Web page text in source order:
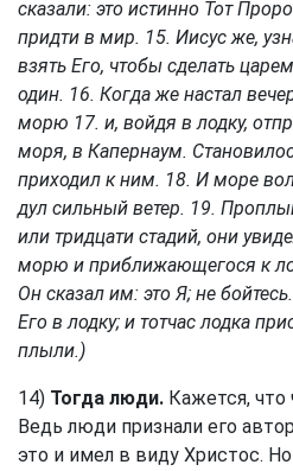
сказали: это истинно Тот
придти в мир. 15. Иисус же,
взять Его, чтобы сделать
один. 16. Когда же настал
морю 17. и, войдя в лодку,
моря, в Капернаум.
приходил к ним. 18. И море
дул сильный ветер. 19.
или тридцати стадий, они
морю и приближающегося к
Он сказал им: это Я; не
Его в лодку; и тотчас лодка
плыли.)
14) Тогда люди. Кажется, что
Ведь люди признали его
это и имел в виду Христос.